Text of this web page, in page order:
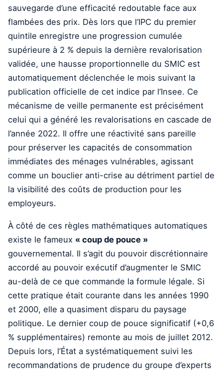
sauvegarde d’une efficacité redoutable face aux
flambées des prix. Dès lors que l’IPC du premier
quintile enregistre une progression cumulée
supérieure à 2 % depuis la dernière revalorisation
validée, une hausse proportionnelle du SMIC est
automatiquement déclenchée le mois suivant la
publication officielle de cet indice par l’Insee. Ce
mécanisme de veille permanente est précisément
celui qui a généré les revalorisations en cascade de
l’année 2022. Il offre une réactivité sans pareille
pour préserver les capacités de consommation
immédiates des ménages vulnérables, agissant
comme un bouclier anti-crise au détriment partiel de
la visibilité des coûts de production pour les
employeurs.
À côté de ces règles mathématiques automatiques
existe le fameux « coup de pouce »
gouvernemental. Il s’agit du pouvoir discrétionnaire
accordé au pouvoir exécutif d’augmenter le SMIC
au-delà de ce que commande la formule légale. Si
cette pratique était courante dans les années 1990
et 2000, elle a quasiment disparu du paysage
politique. Le dernier coup de pouce significatif (+0,6
% supplémentaires) remonte au mois de juillet 2012.
Depuis lors, l’État a systématiquement suivi les
recommandations de prudence du groupe d’experts